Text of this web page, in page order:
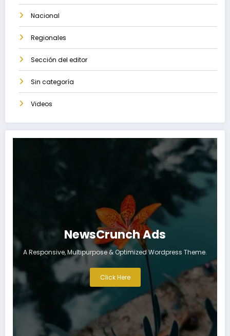
Nacional
Regionales
Sección del editor
Sin categoría
Videos
NewsCrunch Ads
A Responsive, Multipurpose & Optimized Wordpress Theme.
Click Here